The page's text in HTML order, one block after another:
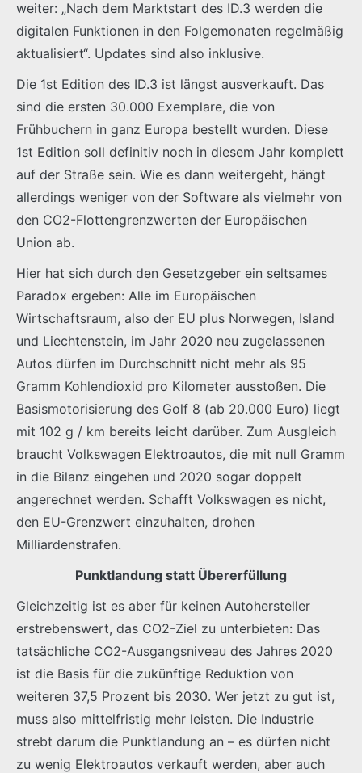
weiter: „Nach dem Marktstart des ID.3 werden die
digitalen Funktionen in den Folgemonaten regelmäßig
aktualisiert“. Updates sind also inklusive.
Die 1st Edition des ID.3 ist längst ausverkauft. Das
sind die ersten 30.000 Exemplare, die von
Frühbuchern in ganz Europa bestellt wurden. Diese
1st Edition soll definitiv noch in diesem Jahr komplett
auf der Straße sein. Wie es dann weitergeht, hängt
allerdings weniger von der Software als vielmehr von
den CO2-Flottengrenzwerten der Europäischen
Union ab.
Hier hat sich durch den Gesetzgeber ein seltsames
Paradox ergeben: Alle im Europäischen
Wirtschaftsraum, also der EU plus Norwegen, Island
und Liechtenstein, im Jahr 2020 neu zugelassenen
Autos dürfen im Durchschnitt nicht mehr als 95
Gramm Kohlendioxid pro Kilometer ausstoßen. Die
Basismotorisierung des Golf 8 (ab 20.000 Euro) liegt
mit 102 g / km bereits leicht darüber. Zum Ausgleich
braucht Volkswagen Elektroautos, die mit null Gramm
in die Bilanz eingehen und 2020 sogar doppelt
angerechnet werden. Schafft Volkswagen es nicht,
den EU-Grenzwert einzuhalten, drohen
Milliardenstrafen.
Punktlandung statt Übererfüllung
Gleichzeitig ist es aber für keinen Autohersteller
erstrebenswert, das CO2-Ziel zu unterbieten: Das
tatsächliche CO2-Ausgangsniveau des Jahres 2020
ist die Basis für die zukünftige Reduktion von
weiteren 37,5 Prozent bis 2030. Wer jetzt zu gut ist,
muss also mittelfristig mehr leisten. Die Industrie
strebt darum die Punktlandung an – es dürfen nicht
zu wenig Elektroautos verkauft werden, aber auch